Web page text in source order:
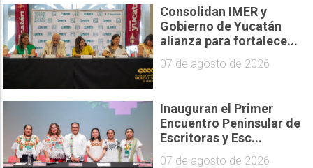
Consolidan IMER y
Gobierno de Yucatán
alianza para fortalece...
07 de agosto de 2026
Inauguran el Primer
Encuentro Peninsular de
Escritoras y Esc...
07 de agosto de 2026